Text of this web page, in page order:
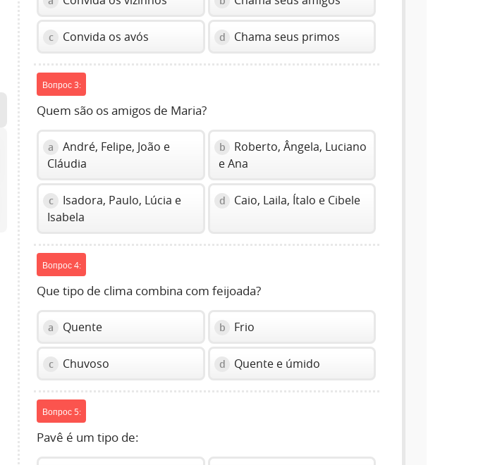
c Convida os avós d Chama seus primos
Вопрос 3:
Quem são os amigos de Maria?
a
André, Felipe, João e
Cláudia
b
Roberto, Ângela, Luciano
e Ana
c
Isadora, Paulo, Lúcia e
Isabela
d Caio, Laila, Ítalo e Cibele
Вопрос 4:
Que tipo de clima combina com feijoada?
a Quente b Frio
c Chuvoso d Quente e úmido
Вопрос 5:
Pavê é um tipo de: